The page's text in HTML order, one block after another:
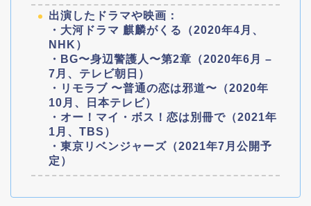
出演したドラマや映画：
・大河ドラマ 麒麟がくる（2020年4月、
NHK）
・BG〜身辺警護人〜第2章（2020年6月 –
7月、テレビ朝日）
・リモラブ 〜普通の恋は邪道〜（2020年
10月、日本テレビ）
・オー！マイ・ボス！恋は別冊で（2021年
1月、TBS）
・東京リベンジャーズ（2021年7月公開予
定）